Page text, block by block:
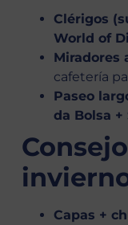
Clérigos
World of
Miradores
cafetería
Paseo
da Bolsa +
Capas +